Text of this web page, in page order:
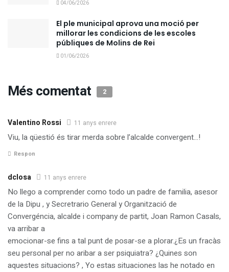
04/06/2026
El ple municipal aprova una moció per
millorar les condicions de les escoles
públiques de Molins de Rei
01/06/2026
Més comentat 2
Valentino Rossi 11 anys enrere
Viu, la qüestió és tirar merda sobre l’alcalde convergent…!
Respon
dclosa 11 anys enrere
No llego a comprender como todo un padre de familia, asesor
de la Dipu , y Secretrario General y Organització de
Convergéncia, alcalde i company de partit, Joan Ramon Casals,
va arribar a
emocionar-se fins a tal punt de posar-se a plorar.¿Es un fracàs
seu personal per no aribar a ser psiquiatra? ¿Quines son
aquestes situacions? , Yo estas situaciones las he notado en